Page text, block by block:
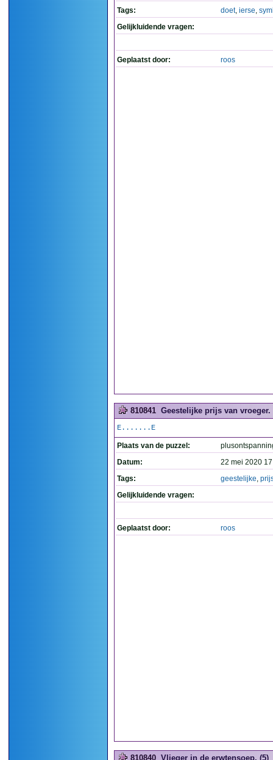
Tags: doet, ierse,
Gelijkluidende vragen:
Geplaatst door: roos
810841 Geestelijke prijs van vroeger.
E.......E
Plaats van de puzzel:
Datum:
22 mei 2020
Tags:
geestelijke,
Gelijkluidende vragen:
Geplaatst door: roos
810840 Vlieger in de erwtensoep. (5)